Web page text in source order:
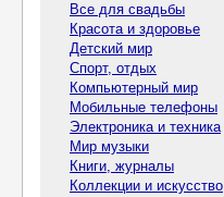
Все для свадьбы
Красота и здоровье
Детский мир
Спорт, отдых
Компьютерный мир
Мобильные телефоны
Электроника и техника
Мир музыки
Книги, журналы
Коллекции и искусство